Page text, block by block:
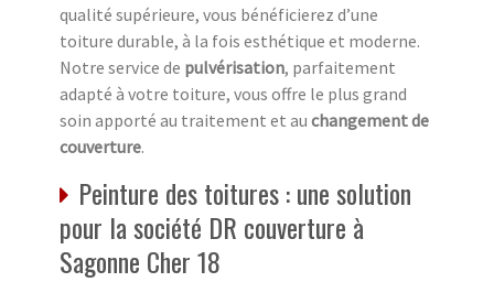
qualité supérieure, vous bénéficierez d’une
toiture durable, à la fois esthétique et moderne.
Notre service de pulvérisation, parfaitement
adapté à votre toiture, vous offre le plus grand
soin apporté au traitement et au changement de
couverture.
Peinture des toitures : une solution
pour la société DR couverture à
Sagonne Cher 18